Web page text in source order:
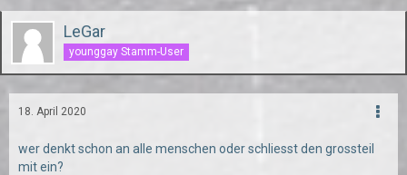
LeGar
younggay Stamm-User
18. April 2020
wer denkt schon an alle menschen oder schliesst den grossteil
mit ein?